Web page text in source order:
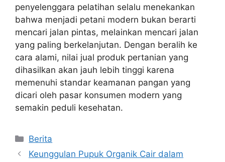
penyelenggara pelatihan selalu menekankan
bahwa menjadi petani modern bukan berarti
mencari jalan pintas, melainkan mencari jalan
yang paling berkelanjutan. Dengan beralih ke
cara alami, nilai jual produk pertanian yang
dihasilkan akan jauh lebih tinggi karena
memenuhi standar keamanan pangan yang
dicari oleh pasar konsumen modern yang
semakin peduli kesehatan.
Kategori
Berita
Keunggulan Pupuk Organik Cair dalam